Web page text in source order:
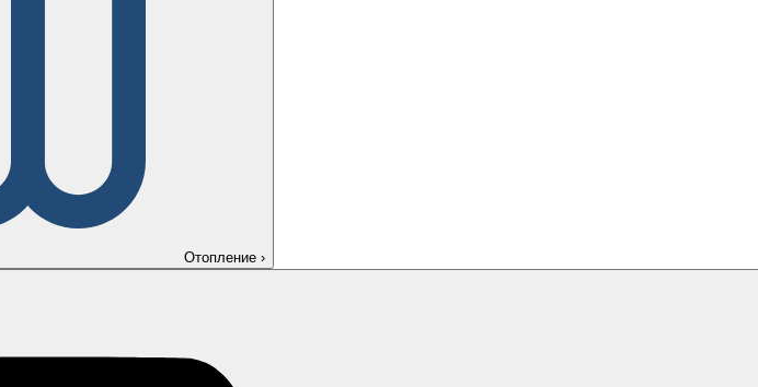
Отопление ›